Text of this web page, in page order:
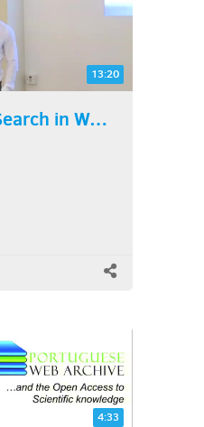
13:20
Information Search in Web...
4:33